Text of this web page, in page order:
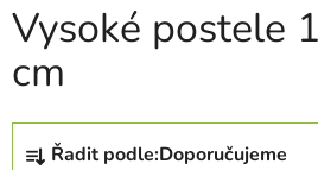
Vysoké postele
cm
Ř
Řadit podle:Doporučujeme